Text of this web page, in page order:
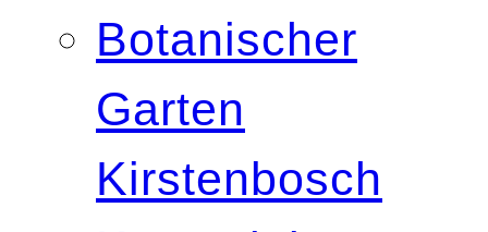
Botanischer
Garten
Kirstenbosch